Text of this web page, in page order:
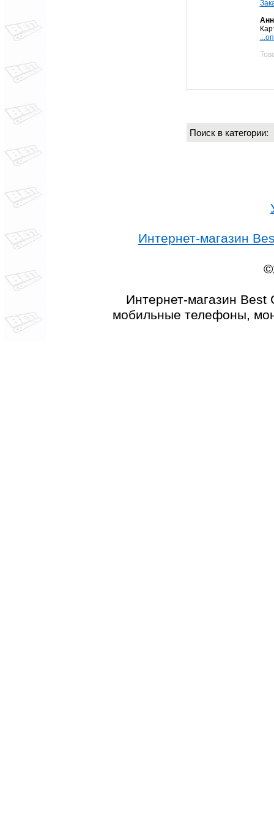
Поиск в
Интернет-магазин
Интернет-магазин Best
мобильные телефоны,